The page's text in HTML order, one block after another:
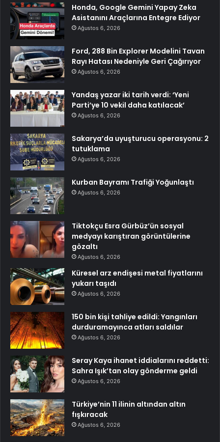
Honda, Google Gemini Yapay Zeka
Asistanını Araçlarına Entegre Ediyor
Ağustos 6, 2026
Ford, 288 Bin Explorer Modelini Tavan
Rayı Hatası Nedeniyle Geri Çağırıyor
Ağustos 6, 2026
Yandaş yazar iki tarih verdi: ‘Yeni
Parti’ye 10 vekil daha katılacak’
Ağustos 6, 2026
Sakarya’da uyuşturucu operasyonu: 2
tutuklama
Ağustos 6, 2026
Kurban Bayramı Trafiği Yoğunlaştı
Ağustos 6, 2026
Tiktokçu Esra Gürbüz’ün sosyal
medyayı karıştıran görüntülerine
gözaltı
Ağustos 6, 2026
Küresel arz endişesi metal fiyatlarını
yukarı taşıdı
Ağustos 6, 2026
150 bin kişi tahliye edildi: Yangınları
durduramayınca atları saldılar
Ağustos 6, 2026
Seray Kaya ihanet iddialarını reddetti:
Sahra Işık’tan olay gönderme geldi
Ağustos 6, 2026
Türkiye’nin 11 ilinin altından altın
fışkıracak
Ağustos 6, 2026